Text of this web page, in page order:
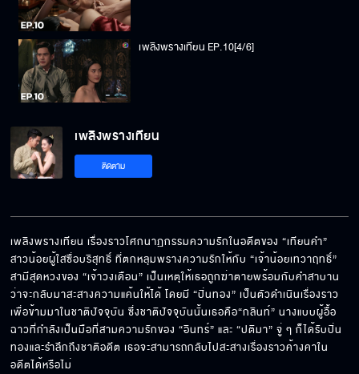
เพลิงพรางเทียน EP.10[4/6]
เพลิงพรางเทียน
ติดตาม
เพลิงพรางเทียน เรื่องราวโศกนาฏกรรมความรักในอดีตของ “เทียนคำ”
สาวน้อยผู้ใสซื่อบริสุทธิ์ ที่ตกหลุมพรางความรักให้กับ “เจ้าน้อยเทวาฤทธิ์”
สามีสุดหวงของ “เจ้าวงเดือน” เป็นเหตุให้เธอถูกฆ่าตายพร้อมกับคำสาบาน
ว่าจะกลับมาสะสางความแค้นให้ได้ โดยมี “ปิ่นทอง” เป็นตัวดำเนินเรื่องราว
เพื่อข้ามมาในชาติปัจจุบัน ซึ่งชาติปัจจุบันนั้นเธอคือ“กลินท์” นางแบบผู้อื้อ
ฉาวที่กำลังเป็นมือที่สามความรักของ “อินทร์” และ “ปติมา” จู่ ๆ ก็ได้รับปิ่น
ทองและรำลึกถึงชาติอดีต เธอจะสามารถกลับไปสะสางเรื่องราวค้างคาใน
อดีตได้หรือไม่